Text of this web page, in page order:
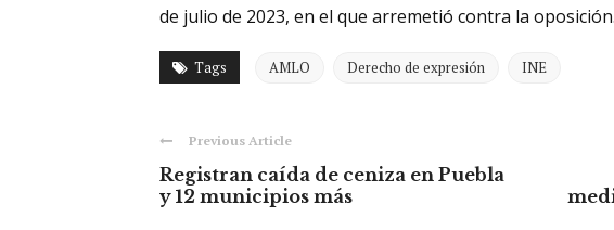
de julio de 2023, en el que arremetió contra la oposición.
Tags AMLO Derecho de expresión INE
Previous Article
Registran caída de ceniza en Puebla
y 12 municipios más